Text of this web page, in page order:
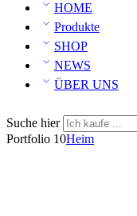
HOME
Produkte
SHOP
NEWS
ÜBER UNS
Suche hier
Portfolio 10Heim